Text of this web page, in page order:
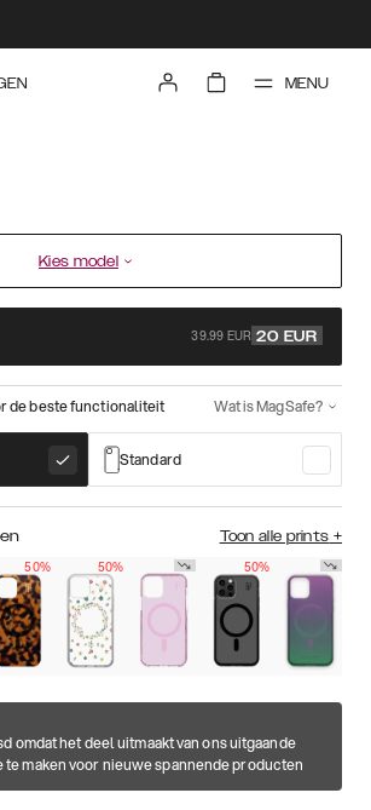
MENU
Kies model
39.99 EUR 20 EUR
de beste functionaliteit Wat is MagSafe?
Standard
Toon alle prints +
50%
50% 50%
omdat het deel uitmaakt van ons uitgaande
maken voor nieuwe spannende producten